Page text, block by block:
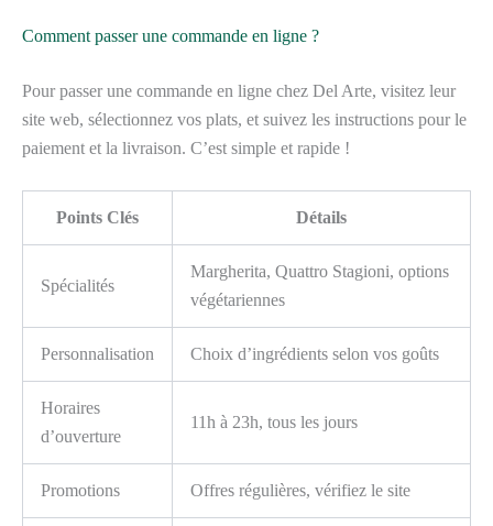
Comment passer une commande en ligne ?
Pour passer une commande en ligne chez Del Arte, visitez leur
site web, sélectionnez vos plats, et suivez les instructions pour le
paiement et la livraison. C’est simple et rapide !
Points Clés Détails
Spécialités
Margherita, Quattro Stagioni, options
végétariennes
Personnalisation Choix d’ingrédients selon vos goûts
Horaires
d’ouverture
11h à 23h, tous les jours
Promotions Offres régulières, vérifiez le site